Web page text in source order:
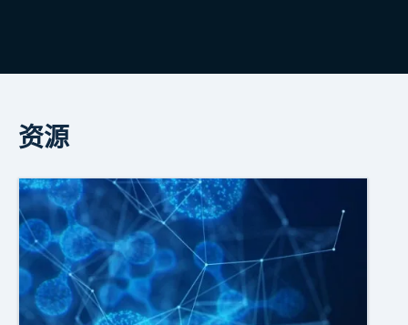
资源